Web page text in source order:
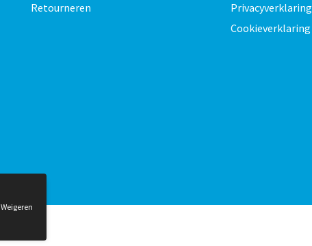
Retourneren
Privacyverklaring
Cookieverklaring
Weigeren